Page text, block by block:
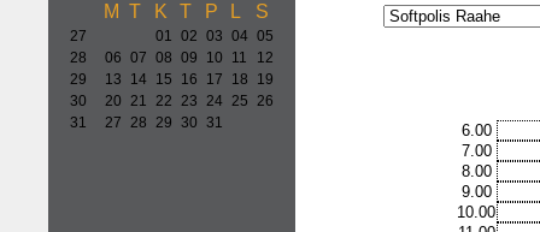
M T K T P L S
27 01 02 03 04 05
28
06 07 08 09 10 11
12
29
13 14 15 16 17 18
19
30
20 21 22 23 24 25 26
31
27 28 29 30 31
6.00
7.00
8.00
9.00
10.00